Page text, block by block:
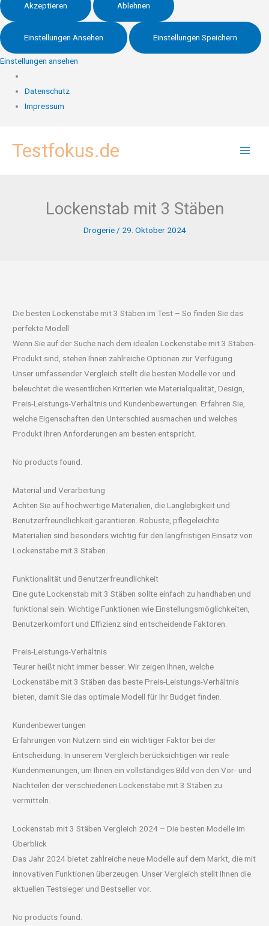
Akzeptieren Ablehnen
Einstellungen Ansehen Einstellungen Speichern
Einstellungen ansehen
Datenschutz
Impressum
InhaltTestfokus.de
Lockenstab mit 3 Stäben
Drogerie/ 29. Oktober 2024
Die besten Lockenstäbe mit 3 Stäben im Test – So finden Sie das
perfekte Modell
Wenn Sie auf der Suche nach dem idealen Lockenstäbe mit 3 Stäben-
Produkt sind, stehen Ihnen zahlreiche Optionen zur Verfügung.
Unser umfassender Vergleich stellt die besten Modelle vor und
beleuchtet die wesentlichen Kriterien wie Materialqualität, Design,
Preis-Leistungs-Verhältnis und Kundenbewertungen. Erfahren Sie,
welche Eigenschaften den Unterschied ausmachen und welches
Produkt Ihren Anforderungen am besten entspricht.
No products found.
Material und Verarbeitung
Achten Sie auf hochwertige Materialien, die Langlebigkeit und
Benutzerfreundlichkeit garantieren. Robuste, pflegeleichte
Materialien sind besonders wichtig für den langfristigen Einsatz von
Lockenstäbe mit 3 Stäben.
Funktionalität und Benutzerfreundlichkeit
Eine gute Lockenstab mit 3 Stäben sollte einfach zu handhaben und
funktional sein. Wichtige Funktionen wie Einstellungsmöglichkeiten,
Benutzerkomfort und Effizienz sind entscheidende Faktoren.
Preis-Leistungs-Verhältnis
Teurer heißt nicht immer besser. Wir zeigen Ihnen, welche
Lockenstäbe mit 3 Stäben das beste Preis-Leistungs-Verhältnis
bieten, damit Sie das optimale Modell für Ihr Budget finden.
Kundenbewertungen
Erfahrungen von Nutzern sind ein wichtiger Faktor bei der
Entscheidung. In unserem Vergleich berücksichtigen wir reale
Kundenmeinungen, um Ihnen ein vollständiges Bild von den Vor- und
Nachteilen der verschiedenen Lockenstäbe mit 3 Stäben zu
vermitteln.
Lockenstab mit 3 Stäben Vergleich 2024 – Die besten Modelle im
Überblick
Das Jahr 2024 bietet zahlreiche neue Modelle auf dem Markt, die mit
innovativen Funktionen überzeugen. Unser Vergleich stellt Ihnen die
aktuellen Testsieger und Bestseller vor.
No products found.